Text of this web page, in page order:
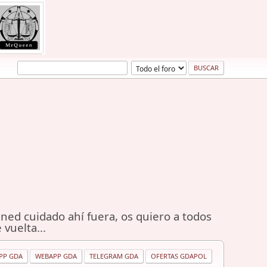
cuidado ahí fuera, os quiero a todos
vuelta...
GDA WEBAPP GDA TELEGRAM GDA OFERTAS GDAPOL